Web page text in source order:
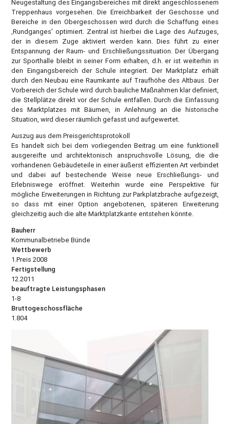
Neugestaltung des Eingangsbereiches mit direkt angeschlossenem
Treppenhaus vorgesehen. Die Erreichbarkeit der Geschosse und
Bereiche in den Obergeschossen wird durch die Schaffung eines
‚Rundganges' optimiert. Zentral ist hierbei die Lage des Aufzuges,
der in diesem Zuge aktiviert werden kann. Dies führt zu einer
Entspannung der Raum- und Erschließungssituation. Der Übergang
zur Sporthalle bleibt in seiner Form erhalten, d.h. er ist weiterhin in
den Eingangsbereich der Schule integriert. Der Marktplatz erhält
durch den Neubau eine Raumkante auf Traufhöhe des Altbaus. Der
Vorbereich der Schule wird durch bauliche Maßnahmen klar definiert,
die Stellplätze direkt vor der Schule entfallen. Durch die Einfassung
des Marktplatzes mit Bäumen, in Anlehnung an die historische
Situation, wird dieser räumlich gefasst und aufgewertet.
Auszug aus dem Preisgerichtsprotokoll
Es handelt sich bei dem vorliegenden Beitrag um eine funktionell
ausgereifte und architektonisch anspruchsvolle Lösung, die die
vorhandenen Gebäudeteile in einer äußerst effizienten Art verbindet
und dabei auf bestechende Weise neue Erschließungs- und
Erlebniswege eröffnet. Weiterhin wurde eine Perspektive für
mögliche Erweiterungen in Richtung zur Parkplatzbrache aufgezeigt,
so dass mit einer Option angebotenen, späteren Erweiterung
gleichzeitig auch die alte Marktplatzkante entstehen könnte.
Bauherr
Kommunalbetriebe Bünde
Wettbewerb
1.Preis 2008
Fertigstellung
12.2011
beauftragte Leistungsphasen
1-8
Bruttogeschossfläche
1.804